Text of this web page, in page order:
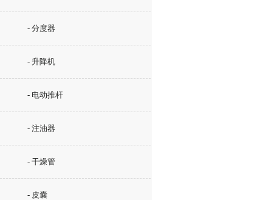
- 分度器
- 升降机
- 电动推杆
- 注油器
- 干燥管
- 皮囊